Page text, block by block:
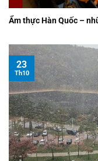
Ẩm thực Hàn Quốc –
23
Th10